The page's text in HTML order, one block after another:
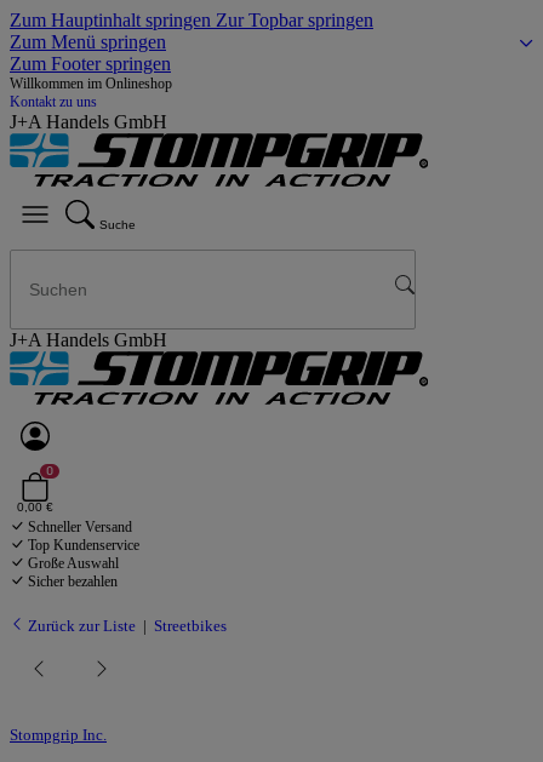
Zum Hauptinhalt springen Zur Topbar springen
Zum Menü springen
Zum Footer springen
Willkommen im Onlineshop
Kontakt zu uns
J+A Handels GmbH
Suche
J+A Handels GmbH
0
0,00 €
Schneller Versand
Top Kundenservice
Große Auswahl
Sicher bezahlen
Zurück zur Liste Streetbikes
Stompgrip Inc.